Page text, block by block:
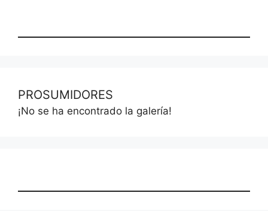
PROSUMIDORES
¡No se ha encontrado la galería!